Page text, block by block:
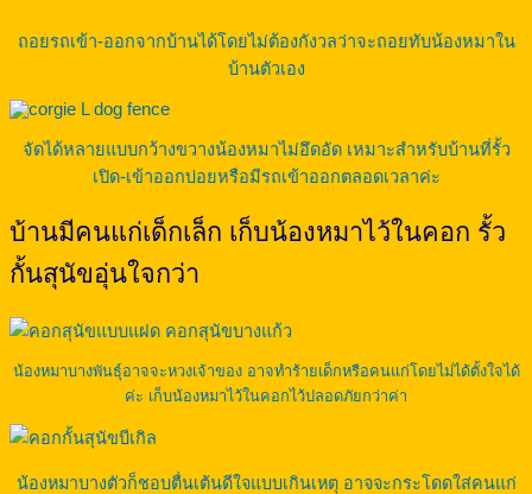
ถอยรถเข้า-ออกจากบ้านได้โดยไม่ต้องกังวลว่าจะถอยทับน้องหมาใน
บ้านตัวเอง
จัดได้หลายแบบกว้างขวางน้องหมาไม่อึดอัด เหมาะสำหรับบ้านที่รั้ว
เปิด-เข้าออกบ่อยหรือมีรถเข้าออกตลอดเวลาค่ะ
บ้านมีคนแก่เด็กเล็ก เก็บน้องหมาไว้ในคอก รั้ว
กั้นสุนัขอุ่นใจกว่า
น้องหมาบางพันธุ์อาจจะหวงเจ้าของ อาจทำร้ายเด็กหรือคนแก่โดยไม่ได้ตั้งใจได้
ค่ะ เก็บน้องหมาไว้ในคอกไว้ปลอดภัยกว่าค่า
น้องหมาบางตัวก็ชอบตื่นเต้นดีใจแบบเกินเหตุ อาจจะกระโดดใส่คนแก่